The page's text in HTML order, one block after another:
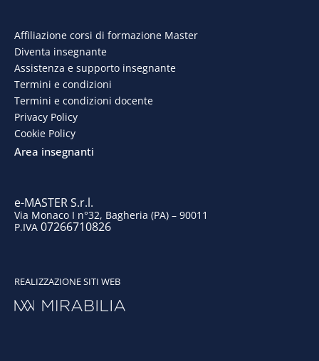
e
b
o
k
k
e
d
t
Affiliazione corsi di formazione Master
Diventa insegnante
Assistenza e supporto insegnante
Termini e condizioni
Termini e condizioni docente
Privacy Policy
Cookie Policy
Area insegnanti
e-MASTER S.r.l.
Via Monaco I n°32, Bagheria (PA) – 90011
P.IVA 07266710826
REALIZZAZIONE SITI WEB